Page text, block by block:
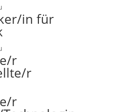
in für
r
r
r